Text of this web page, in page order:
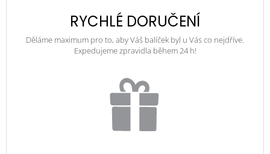
RYCHLÉ DORUČENÍ
Děláme maximum pro to, aby Váš balíček byl u Vás co nejdříve.
Expedujeme zpravidla během 24 h!